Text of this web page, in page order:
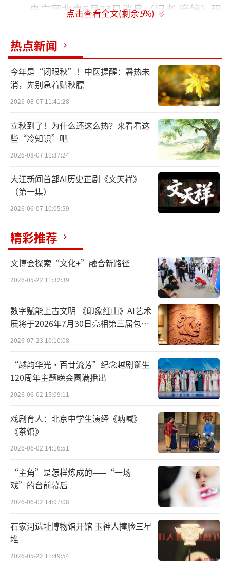
央广网北京6月27日消息（记者 庞婷）玛
子？你可能想象不到，在距离我们一万多公里
外、隔着整个太平洋的中美洲，几千年前的人
们，和中国古人想到了一块儿去。
首都博物馆今夏推出建馆以来最大特
展“玉米·黄金·美洲豹——玛雅与安第斯古代
文明大展”，约800件珍贵文物，90%首次来
京。日前，记者实地探访发现，大地支撑者的
跨越时空的“神同步”究竟藏着多少文明密
码？到首博和我们一起寻找那些让人惊叹
的“文明同款”。
点击查看全文(剩余5%)
热点新闻
今年是“闭眼秋”！中医提醒：暑热未
消，先别急着贴秋膘
2026-08-07 11:41:28
立秋到了！为什么还这么热？来看看这
些“冷知识”吧
2026-08-07 11:37:24
大江新闻首部AI历史正剧《文天祥》
（第一集）
2026-06-07 10:05:59
精彩推荐
文博会探索“文化+”融合新路径
2026-05-22 11:32:39
数字赋能上古文明 《印象红山》AI艺术
展将于2026年7月30日亮相第三届包头
艺博会
2026-07-23 10:10:08
“越韵华光·百廿流芳”纪念越剧诞生
120周年主题晚会圆满播出
2026-06-02 15:09:11
戏剧育人：北京中学生演绎《呐喊》
《茶馆》
2026-06-02 14:16:51
“主角”是怎样炼成的——“一场
戏”的台前幕后
2026-06-02 14:07:08
石家河遗址博物馆开馆 玉神人撞脸三星
堆
2026-05-22 11:49:54